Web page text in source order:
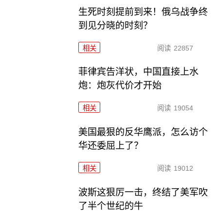
生死时刻提前到来！俄乌战争终
到见分晓的时刻？
相关 阅读 22857
菲律宾告洋状，中国直接上水
炮：炮灰代价才开始
相关 阅读 19054
美国最狠的反华鹰派，怎么访个
华还委屈上了？
相关 阅读 19012
波斯这狠厉一击，终结了美军吹
了半个世纪的牛